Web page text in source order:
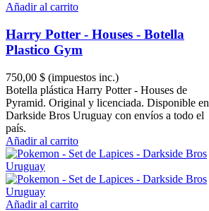
Añadir al carrito
Harry Potter - Houses - Botella
Plastico Gym
750,00 $ (impuestos inc.)
Botella plástica Harry Potter - Houses de
Pyramid. Original y licenciada. Disponible en
Darkside Bros Uruguay con envíos a todo el
país.
Añadir al carrito
Añadir al carrito